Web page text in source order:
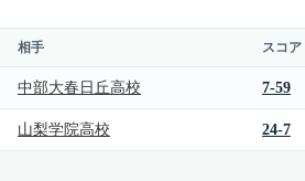
相手 スコア
中部大春日丘高校 7-59
山梨学院高校 24-7